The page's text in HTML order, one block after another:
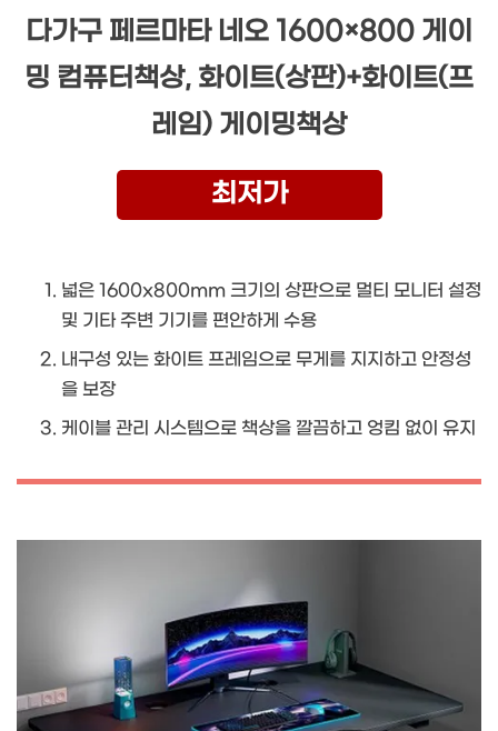
다가구 페르마타 네오 1600×800 게이
밍 컴퓨터책상, 화이트(상판)+화이트(프
레임) 게이밍책상
최저가
넓은 1600x800mm 크기의 상판으로 멀티 모니터 설정
및 기타 주변 기기를 편안하게 수용
내구성 있는 화이트 프레임으로 무게를 지지하고 안정성
을 보장
케이블 관리 시스템으로 책상을 깔끔하고 엉킴 없이 유지